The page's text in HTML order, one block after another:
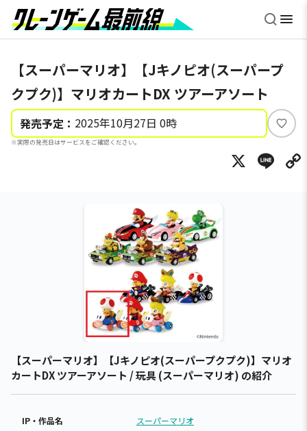
【スーパーマリオ】【Jキノピオ(スーパープ
クプク)】マリオカートDX ツアーアソート
発売予定： 2025年10月27日 0時
※実際の発売日はサービスをご確認ください。
い
ね
X
【スーパーマリオ】【Jキノピオ(スーパープクプク)】マリオ
カートDX ツアーアソート / 玩具 (スーパーマリオ) の紹介
IP・作品名 スーパーマリオ